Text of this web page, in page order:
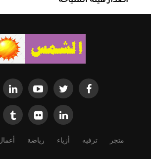
متجر ترفيه أزياء رياضة